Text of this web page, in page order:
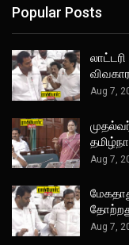
Popular Posts
Aug 7,
Aug 7,
Aug 7,